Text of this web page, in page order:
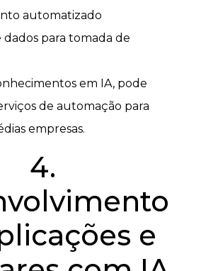
automatizado
dados para tomada de
em IA, pode
de automação para
empresas.
4.
e